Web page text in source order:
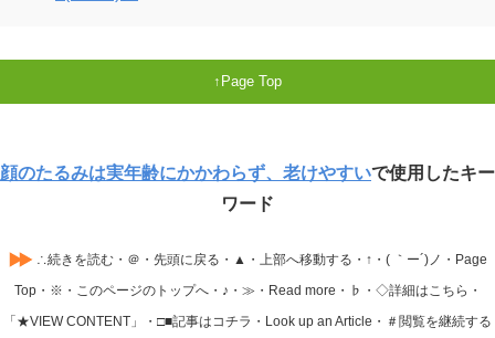
Page Top
顔のたるみは実年齢にかかわらず、老けやすいで使用したキー
ワード
∴続きを読む・＠・先頭に戻る・▲・上部へ移動する・↑・( ｀ー´)ノ・Page
Top・※・このページのトップへ・♪・≫・Read more・♭・◇詳細はこちら・
「★VIEW CONTENT」・□■記事はコチラ・Look up an Article・＃閲覧を継続する